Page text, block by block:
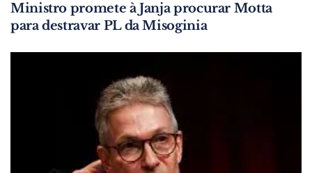
Ministro promete à Janja procurar Motta
para destravar PL da Misoginia